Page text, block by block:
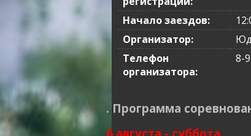
Начало заездов:
Организатор:
Телефон
организатора:
8-
. Программа